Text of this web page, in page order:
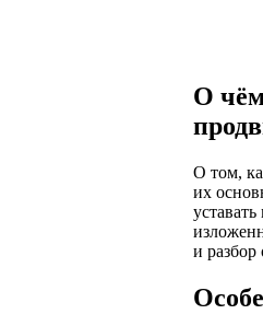
О
О том,
их
и